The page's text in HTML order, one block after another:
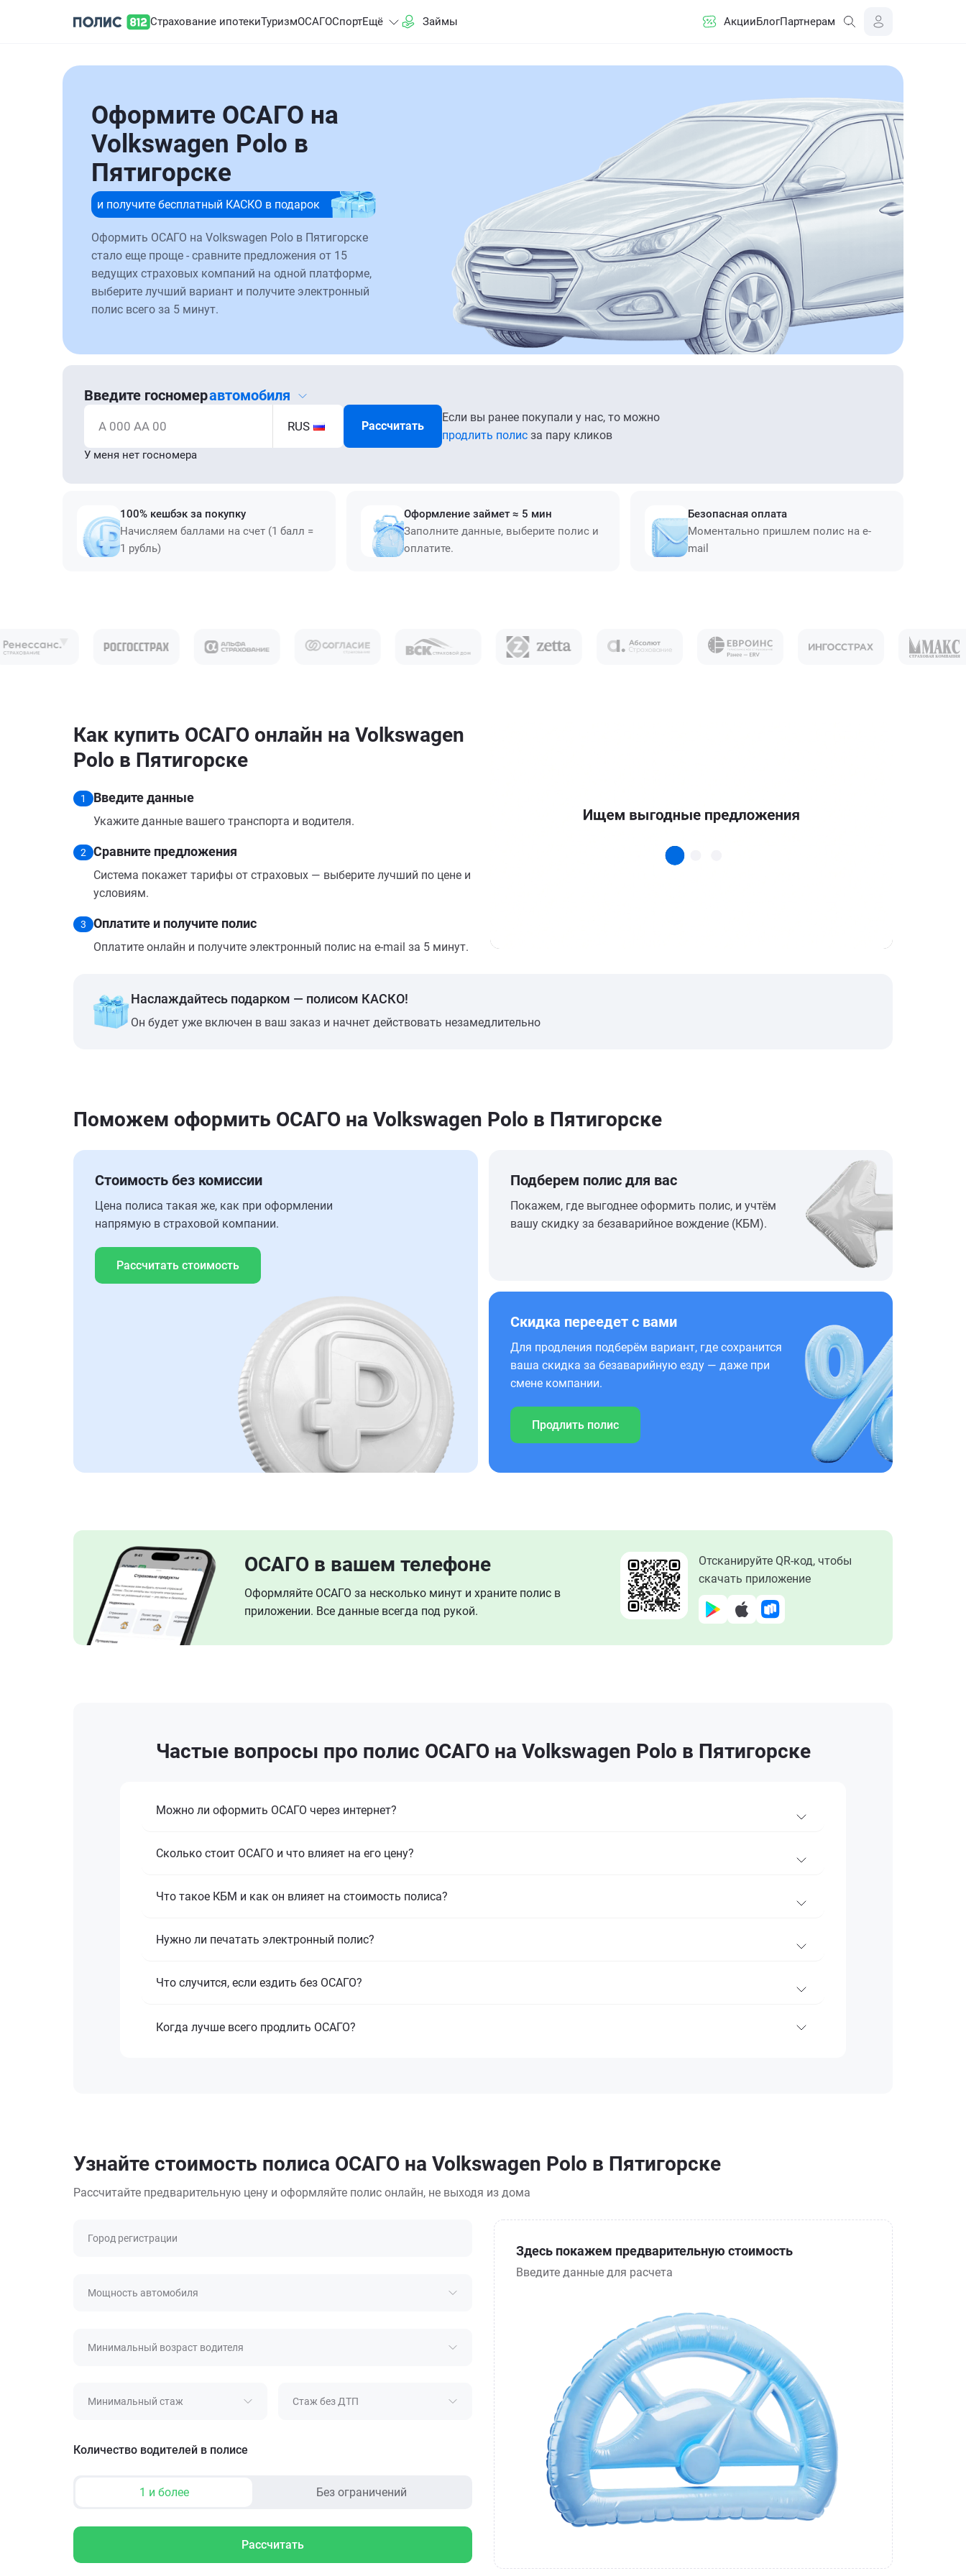
Страхование ипотекиТуризмОСАГОСпортЕщё Займы АкцииБлогПартнерам
Оформите ОСАГО на
Volkswagen Polo в
Пятигорске
и получите бесплатный КАСКО в подарок
Оформить ОСАГО на Volkswagen Polo в Пятигорске
стало еще проще - сравните предложения от 15
ведущих страховых компаний на одной платформе,
выберите лучший вариант и получите электронный
полис всего за 5 минут.
Введите госномеравтомобиля
А 000 АА 00 RUS Рассчитать
Если вы ранее покупали у нас, то можно
продлить полис за пару кликов
У меня нет госномера
100% кешбэк за покупку
Начисляем баллами на счет (1 балл =
1 рубль)
Оформление займет ≈ 5 мин
Заполните данные, выберите полис и
оплатите.
Безопасная оплата
Моментально пришлем полис на e-
mail
Как купить ОСАГО онлайн на Volkswagen
Polo в Пятигорске
1 Введите данные
Укажите данные вашего транспорта и водителя.
2 Сравните предложения
Система покажет тарифы от страховых — выберите лучший по цене и
условиям.
3 Оплатите и получите полис
Оплатите онлайн и получите электронный полис на e-mail за 5 минут.
Наслаждайтесь подарком — полисом КАСКО!
Он будет уже включен в ваш заказ и начнет действовать незамедлительно
Поможем оформить ОСАГО на Volkswagen Polo в Пятигорске
Стоимость без комиссии
Цена полиса такая же, как при оформлении
напрямую в страховой компании.
Рассчитать стоимость
Подберем полис для вас
Покажем, где выгоднее оформить полис, и учтём
вашу скидку за безаварийное вождение (КБМ).
Скидка переедет с вами
Для продления подберём вариант, где сохранится
ваша скидка за безаварийную езду — даже при
смене компании.
Продлить полис
ОСАГО в вашем телефоне
Оформляйте ОСАГО за несколько минут и храните полис в
приложении. Все данные всегда под рукой.
Отсканируйте QR-код, чтобы
скачать приложение
Частые вопросы про полис ОСАГО на Volkswagen Polo в Пятигорске
Можно ли оформить ОСАГО через интернет?
Сколько стоит ОСАГО и что влияет на его цену?
Что такое КБМ и как он влияет на стоимость полиса?
Нужно ли печатать электронный полис?
Что случится, если ездить без ОСАГО?
Когда лучше всего продлить ОСАГО?
Узнайте стоимость полиса ОСАГО на Volkswagen Polo в Пятигорске
Рассчитайте предварительную цену и оформляйте полис онлайн, не выходя из дома
Город регистрации
Мощность автомобиля
Минимальный возраст водителя
Минимальный стаж Стаж без ДТП
Количество водителей в полисе
1 и более Без ограничений
Рассчитать
Здесь покажем предварительную стоимость
Введите данные для расчета